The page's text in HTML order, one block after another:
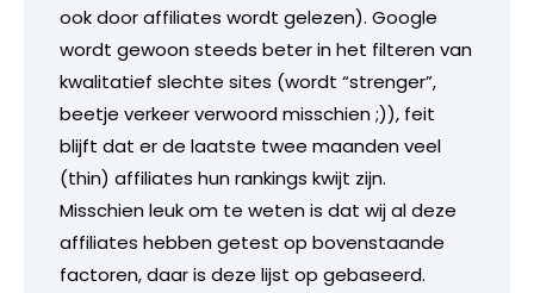
ook door affiliates wordt gelezen). Google
wordt gewoon steeds beter in het filteren van
kwalitatief slechte sites (wordt “strenger”,
beetje verkeer verwoord misschien ;)), feit
blijft dat er de laatste twee maanden veel
(thin) affiliates hun rankings kwijt zijn.
Misschien leuk om te weten is dat wij al deze
affiliates hebben getest op bovenstaande
factoren, daar is deze lijst op gebaseerd.